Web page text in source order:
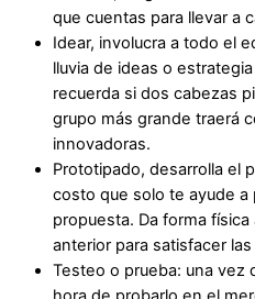
que cuentas para llevar a
Idear, involucra a todo el
lluvia de ideas o
recuerda si dos cabezas
grupo más grande traerá
innovadoras.
Prototipado, desarrolla el
costo que solo te ayude a
propuesta. Da forma
anterior para satisfacer
Testeo o prueba: una vez